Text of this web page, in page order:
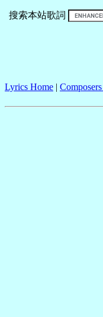
搜索本站歌詞
Lyrics Home |